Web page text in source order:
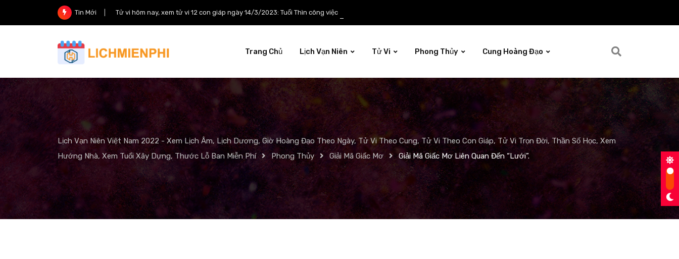
Tin Mới Tử vi hôm nay, xem tử vi 12 con giáp ngày 14/3/2023: Tuổi Thìn công việc tươi sáng
Trang Chủ Lịch Vạn Niên Tử Vi Phong Thủy Cung Hoàng Đạo
Lịch Vạn Niên Việt Nam 2022 - Xem Lịch Âm, Lịch Dương, Giờ Hoàng Đạo Theo Ngày, Tử Vi Theo Cung, Tử Vi Theo Con Giáp, Tử Vi Trọn Đời, Thần Số Học, Xem
Hướng Nhà, Xem Tuổi Xây Dựng, Thước Lỗ Ban Miễn Phí
Phong Thủy Giải Mã Giấc Mơ Giải Mã Giấc Mơ Liên Quan Đến “Lưới”.